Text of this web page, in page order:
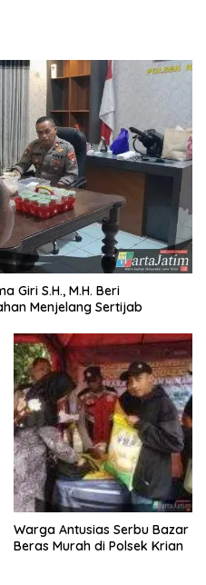
Giri S.H., M.H. Beri
Menjelang Sertijab
Warga Antusias Serbu Bazar
Beras Murah di Polsek Krian